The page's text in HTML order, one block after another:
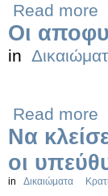
Read more
Οι
in
Read more
Να
οι
in Δικαιώματα